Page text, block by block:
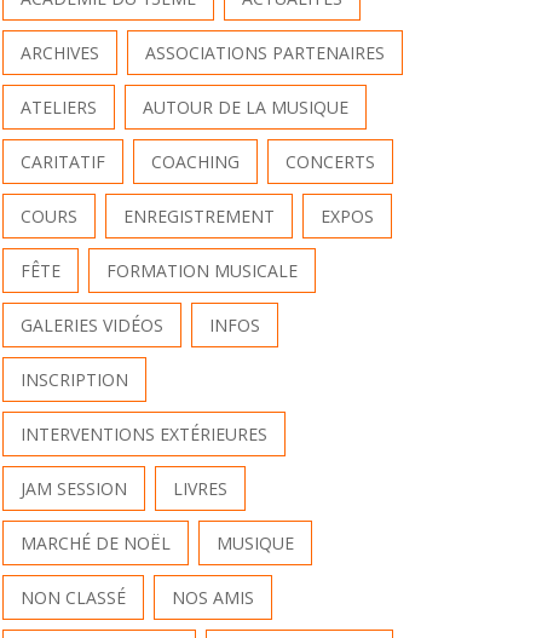
ARCHIVES ASSOCIATIONS PARTENAIRES
ATELIERS AUTOUR DE LA MUSIQUE
CARITATIF COACHING CONCERTS
COURS ENREGISTREMENT EXPOS
FÊTE FORMATION MUSICALE
GALERIES VIDÉOS INFOS
INSCRIPTION
INTERVENTIONS EXTÉRIEURES
JAM SESSION LIVRES
MARCHÉ DE NOËL MUSIQUE
NON CLASSÉ NOS AMIS